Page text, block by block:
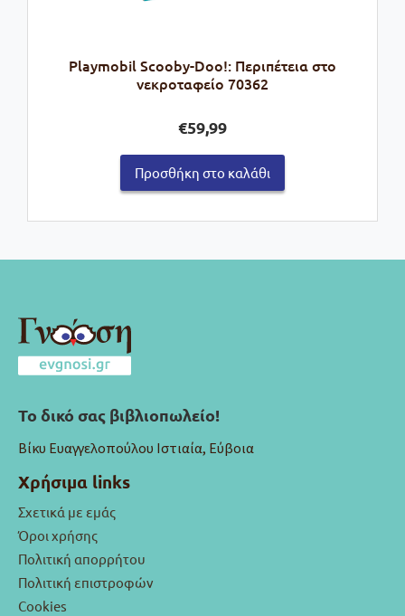
Playmobil Scooby-Doo!: Περιπέτεια στο
νεκροταφείο 70362
€59,99
Προσθήκη στο καλάθι
Το δικό σας βιβλιοπωλείο!
Βίκυ Ευαγγελοπούλου Ιστιαία, Εύβοια
Χρήσιμα links
Σχετικά με εμάς
Όροι χρήσης
Πολιτική απορρήτου
Πολιτική επιστροφών
Cookies